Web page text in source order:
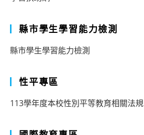
縣市學生學習能力檢測
縣市學生學習能力檢測
性平專區
113學年度本校性別平等教育相關法規